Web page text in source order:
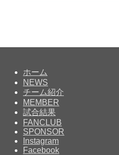
ホーム
NEWS
チーム紹介
MEMBER
試合結果
FANCLUB
SPONSOR
Instagram
Facebook